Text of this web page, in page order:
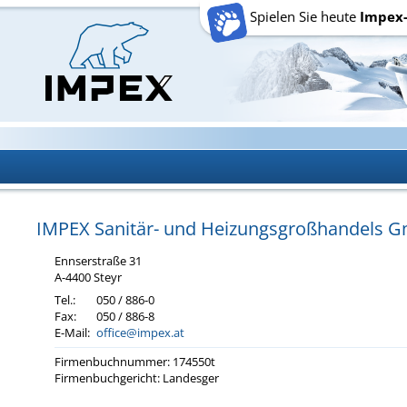
Spielen Sie heute
IMPEX Sa­ni­tär- und Hei­zungs­groß­han­dels
Enn­s­er­stra­ße 31
A-4400 Steyr
Tel.:
050 / 886-0
Fax:
050 / 886-8
E-Mail: office@impex.at
Fir­men­buch­num­mer: 174550t
Fir­men­buch­ge­richt: Lan­des­ger